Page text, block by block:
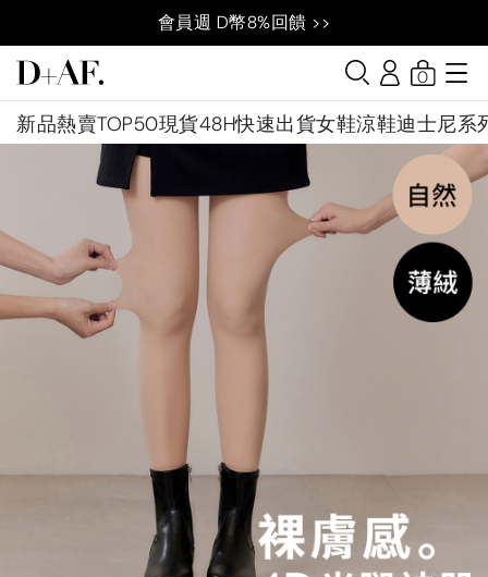
會員週 D幣8%回饋 >>
新品熱賣TOP50現貨48H快速出貨女鞋涼鞋迪士尼系
0